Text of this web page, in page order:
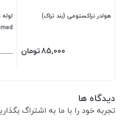
هولدر تراکستومی (بند تراک)
85,000تومان
دیدگاه ها
تجربه خود را با ما به اشتراگ